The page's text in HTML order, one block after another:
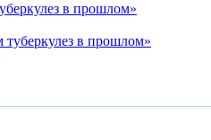
в прошлом»